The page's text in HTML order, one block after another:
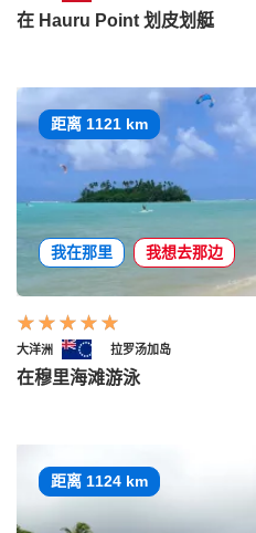
在 Hauru Point 划皮划艇
距离 1121 km
我在那里 我想去那边
大洋洲 拉罗汤加岛
在穆里海滩游泳
距离 1124 km